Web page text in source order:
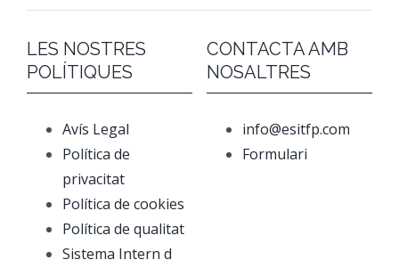
LES NOSTRES
POLÍTIQUES
Avís Legal
Política de
privacitat
Política de cookies
Política de qualitat
Sistema Intern d
CONTACTA AMB
NOSALTRES
info@esitfp.com
Formulari